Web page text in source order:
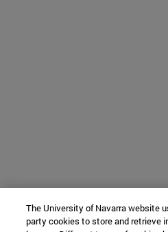
The University of Navarra website
party cookies to store and retrieve